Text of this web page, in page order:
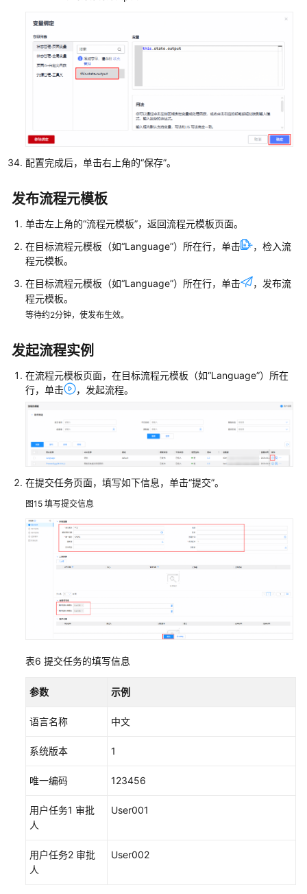
级
协
（SLA）
书
源
支
区
域
统
权
限
配置完成后，单击右上角的“保存”。
发布流程元模板
单击左上角的“流程元模板”，返回流程元模板页面。
在目标流程元模板（如“Language”）所在行，单击
，检入流
程元模板。
在目标流程元模板（如“Language”）所在行，单击
，发布流
程元模板。
等待约2分钟，使发布生效。
发起流程实例
在流程元模板页面，在目标流程元模板（如“Language”）所在
行，单击
，发起流程。
在提交任务页面，填写如下信息，单击“提交”。
图15 填写提交信息
表6 提交任务的填写信息
参数 示例
语言名称 中文
系统版本 1
唯一编码 123456
用户任务1 审批
人
User001
用户任务2 审批
人
User002